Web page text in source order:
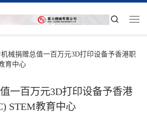
Search
机械捐赠总值一百万元3D打印设备予香港职
教育中心
一百万元3D打印设备予香港
STEM教育中心